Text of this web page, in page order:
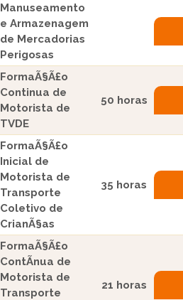
Manuseamento
e Armazenagem
de Mercadorias
Perigosas
FormaÃ§Ã£o
Continua de
Motorista de
TVDE
50 horas
FormaÃ§Ã£o
Inicial de
Motorista de
Transporte
Coletivo de
CrianÃ§as
35 horas
FormaÃ§Ã£o
ContÃ­nua de
Motorista de
Transporte
21 horas